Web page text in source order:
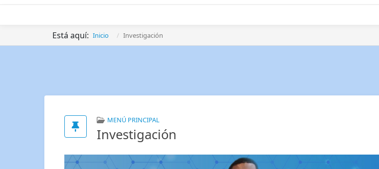
Está aquí: Inicio Investigación
MENÚ PRINCIPAL
Investigación